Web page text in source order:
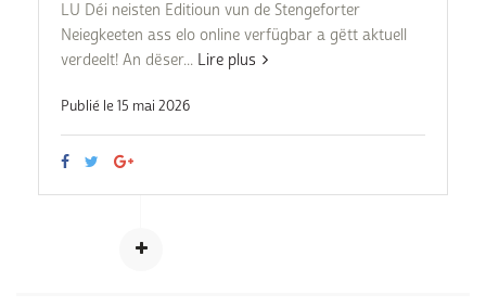
LU Déi neisten Editioun vun de Stengeforter
Neiegkeeten ass elo online verfügbar a gëtt aktuell
verdeelt! An dëser... Lire plus
Publié le 15 mai 2026